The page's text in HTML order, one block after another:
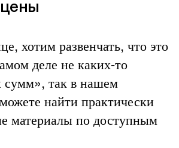
хотим развенчать, что это
деле не каких-то
сумм», так в нашем
найти практически
материалы по доступным